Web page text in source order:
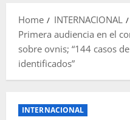
Home
INTERNACIONAL
Primera audiencia en el
sobre ovnis; “144 casos
identificados”
INTERNACIONAL